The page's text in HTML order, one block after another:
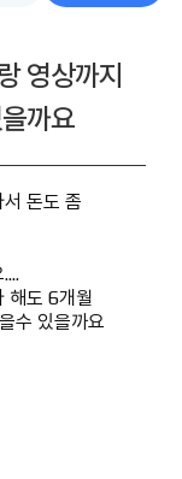
영상까지
까요
돈도 좀
해도 6개월
수 있을까요